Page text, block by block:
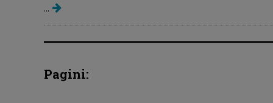
...
Pagini: